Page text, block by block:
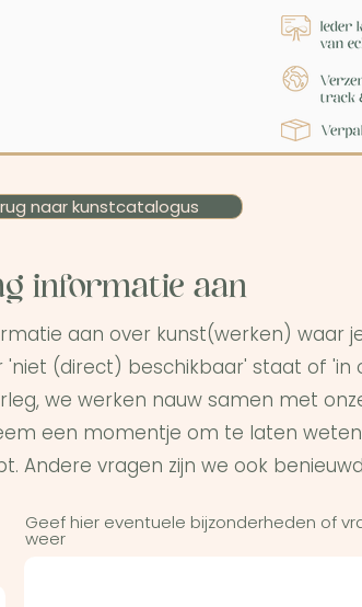
naar kunstcatalogus
informatie aan
aan over kunst(werken) waar
'niet (direct) beschikbaar' staat of 'in
we werken nauw samen met
een momentje om te laten
Andere vragen zijn we ook
Geef hier eventuele bijzonderheden of
weer